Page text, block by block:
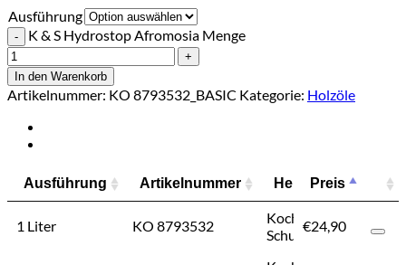
Ausführung
K & S Hydrostop Afromosia Menge
In den Warenkorb
Artikelnummer: KO 8793532_BASIC Kategorie: Holzöle
Ausführung Artikelnummer Hersteller
1 Liter KO 8793532
Koch &
Schulte
€
Preis
€24,90